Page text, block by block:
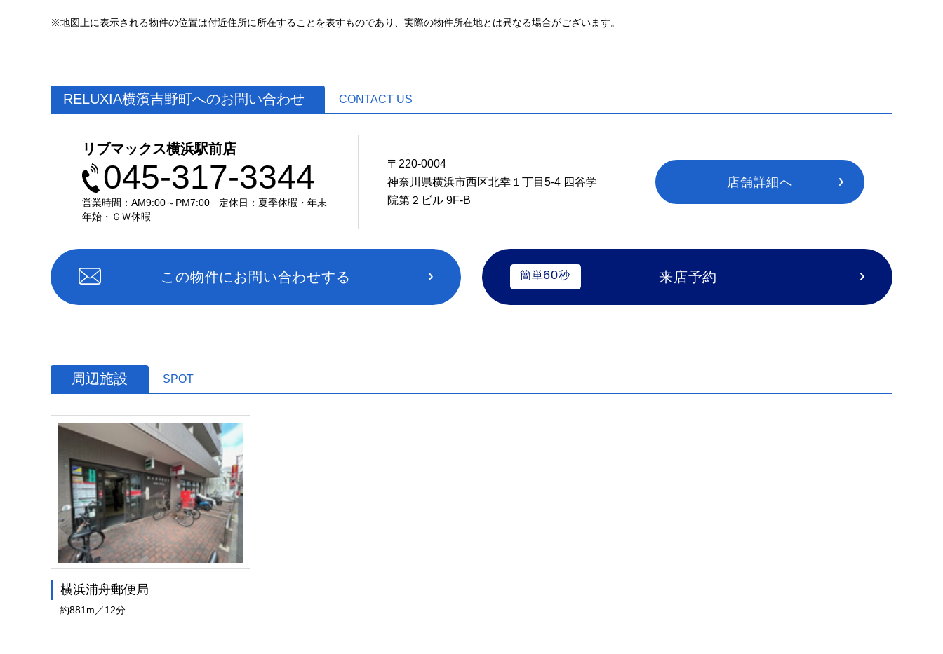
※地図上に表示される物件の位置は付近住所に所在することを表すものであり、実際の物件所在地とは異なる場合がございます。
RELUXIA横濱吉野町へのお問い合わせ CONTACT US
リブマックス横浜駅前店
045-317-3344
営業時間：AM9:00～PM7:00
定休日：夏季休暇・年末
年始・ＧＷ休暇
〒220-0004
神奈川県横浜市西区北幸１丁目5-4 四谷学
院第２ビル 9F-B
店舗詳細へ
この物件にお問い合わせする 簡単60秒 来店予約
周辺施設 SPOT
横浜浦舟郵便局
約881m／12分